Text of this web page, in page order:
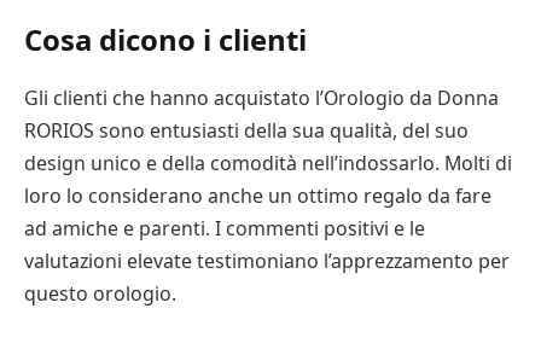
Cosa dicono i clienti
Gli clienti che hanno acquistato l’Orologio da Donna
RORIOS sono entusiasti della sua qualità, del suo
design unico e della comodità nell’indossarlo. Molti di
loro lo considerano anche un ottimo regalo da fare
ad amiche e parenti. I commenti positivi e le
valutazioni elevate testimoniano l’apprezzamento per
questo orologio.